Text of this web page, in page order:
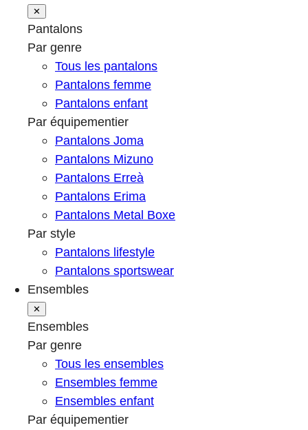
✕
Pantalons
Par genre
Tous les pantalons
Pantalons femme
Pantalons enfant
Par équipementier
Pantalons Joma
Pantalons Mizuno
Pantalons Erreà
Pantalons Erima
Pantalons Metal Boxe
Par style
Pantalons lifestyle
Pantalons sportswear
Ensembles
✕
Ensembles
Par genre
Tous les ensembles
Ensembles femme
Ensembles enfant
Par équipementier